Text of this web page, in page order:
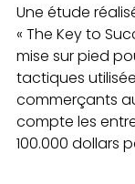
Une étude
« The Key to
mise sur pied
tactiques
commerçants
compte les
100.000 dollars